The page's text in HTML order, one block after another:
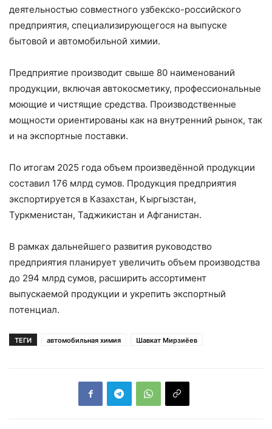
деятельностью совместного узбекско-российского
предприятия, специализирующегося на выпуске
бытовой и автомобильной химии.
Предприятие производит свыше 80 наименований
продукции, включая автокосметику, профессиональные
моющие и чистящие средства. Производственные
мощности ориентированы как на внутренний рынок, так
и на экспортные поставки.
По итогам 2025 года объем произведённой продукции
составил 176 млрд сумов. Продукция предприятия
экспортируется в Казахстан, Кыргызстан,
Туркменистан, Таджикистан и Афганистан.
В рамках дальнейшего развития руководство
предприятия планирует увеличить объем производства
до 294 млрд сумов, расширить ассортимент
выпускаемой продукции и укрепить экспортный
потенциал.
ТЕГИ автомобильная химия Шавкат Мирзиёев